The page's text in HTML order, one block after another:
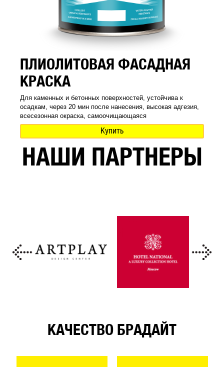
ПЛИОЛИТОВАЯ ФАСАДНАЯ
КРАСКА
Для каменных и бетонных поверхностей, устойчива к
осадкам, через 20 мин после нанесения, высокая адгезия,
всесезонная окраска, самоочищающаяся
Купить
НАШИ ПАРТНЕРЫ
КАЧЕСТВО БРАДАЙТ